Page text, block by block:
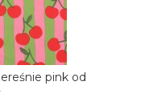
pink od